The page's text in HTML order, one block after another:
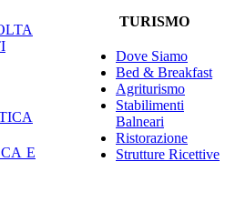
TURISMO
Dove Siamo
Bed & Breakfast
Agriturismo
Stabilimenti
Balneari
Ristorazione
Strutture Ricettive